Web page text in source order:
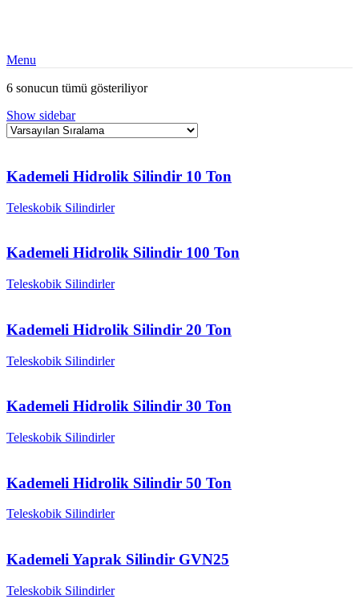
Menu
6 sonucun tümü gösteriliyor
Show sidebar
Kademeli Hidrolik Silindir 10 Ton
Teleskobik Silindirler
Kademeli Hidrolik Silindir 100 Ton
Teleskobik Silindirler
Kademeli Hidrolik Silindir 20 Ton
Teleskobik Silindirler
Kademeli Hidrolik Silindir 30 Ton
Teleskobik Silindirler
Kademeli Hidrolik Silindir 50 Ton
Teleskobik Silindirler
Kademeli Yaprak Silindir GVN25
Teleskobik Silindirler